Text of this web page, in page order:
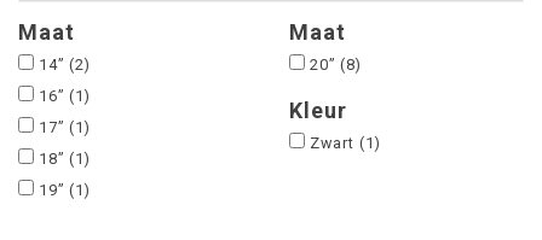
Maat
14” (2)
16” (1)
17” (1)
18” (1)
19” (1)
Maat
20” (8)
Kleur
Zwart (1)